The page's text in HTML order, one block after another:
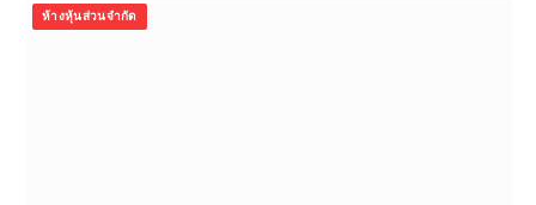
ห้างหุ้นส่วนจำกัด